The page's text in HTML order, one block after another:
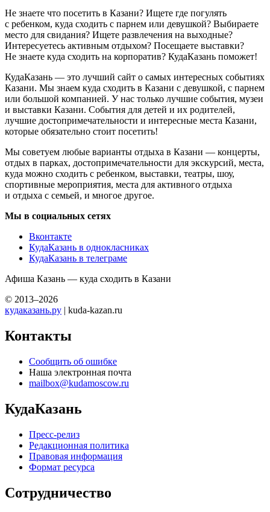
Не знаете что посетить в Казани? Ищете где погулять
с ребенком, куда сходить с парнем или девушкой? Выбираете
место для свидания? Ищете развлечения на выходные?
Интересуетесь активным отдыхом? Посещаете выставки?
Не знаете куда сходить на корпоратив? КудаКазань поможет!
КудаКазань — это лучший сайт о самых интересных событиях
Казани. Мы знаем куда сходить в Казани с девушкой, с парнем
или большой компанией. У нас только лучшие события, музеи
и выставки Казани. События для детей и их родителей,
лучшие достопримечательности и интересные места Казани,
которые обязательно стоит посетить!
Мы советуем любые варианты отдыха в Казани — концерты,
отдых в парках, достопримечательности для экскурсий, места,
куда можно сходить с ребенком, выставки, театры, шоу,
спортивные мероприятия, места для активного отдыха
и отдыха с семьей, и многое другое.
Мы в социальных сетях
Вконтакте
КудаКазань в однокласниках
КудаКазань в телеграме
Афиша Казань — куда сходить в Казани
© 2013–2026
кудаказань.ру | kuda-kazan.ru
Контакты
Сообщить об ошибке
Наша электронная почта
mailbox@kudamoscow.ru
КудаКазань
Пресс-релиз
Редакционная политика
Правовая информация
Формат ресурса
Сотрудничество